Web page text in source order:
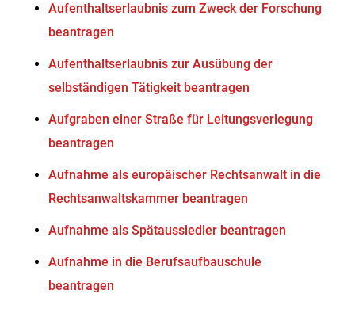
Aufenthaltserlaubnis zum Zweck der Forschung
beantragen
Aufenthaltserlaubnis zur Ausübung der
selbständigen Tätigkeit beantragen
Aufgraben einer Straße für Leitungsverlegung
beantragen
Aufnahme als europäischer Rechtsanwalt in die
Rechtsanwaltskammer beantragen
Aufnahme als Spätaussiedler beantragen
Aufnahme in die Berufsaufbauschule
beantragen